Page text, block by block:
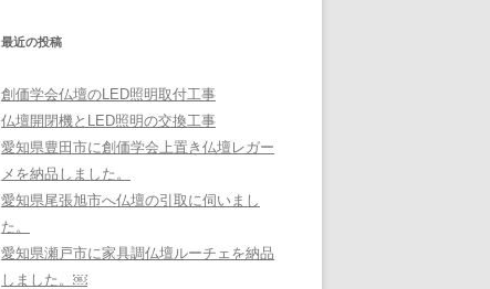
最近の投稿
創価学会仏壇のLED照明取付工事
仏壇開閉機とLED照明の交換工事
愛知県豊田市に創価学会上置き仏壇レガー
メを納品しました。
愛知県尾張旭市へ仏壇の引取に伺いまし
た。
愛知県瀬戸市に家具調仏壇ルーチェを納品
しました。￼